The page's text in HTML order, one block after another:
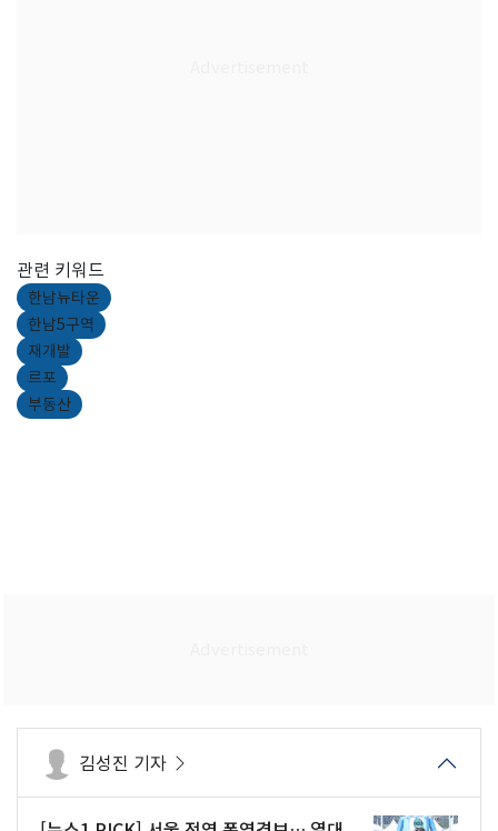
관련 키워드
한남뉴타운
한남5구역
재개발
르포
부동산
김성진 기자